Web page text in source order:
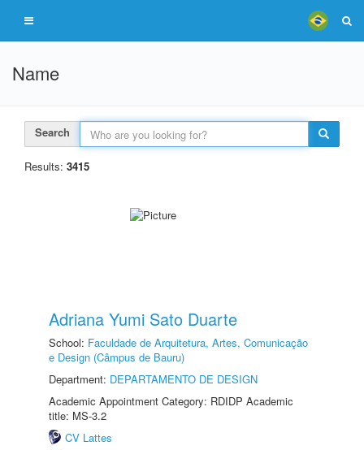
Name
Search
Results: 3415
Adriana Yumi Sato Duarte
School: Faculdade de Arquitetura, Artes, Comunicação
e Design (Câmpus de Bauru)
Department: DEPARTAMENTO DE DESIGN
Academic Appointment Category: RDIDP Academic
title: MS-3.2
CV Lattes